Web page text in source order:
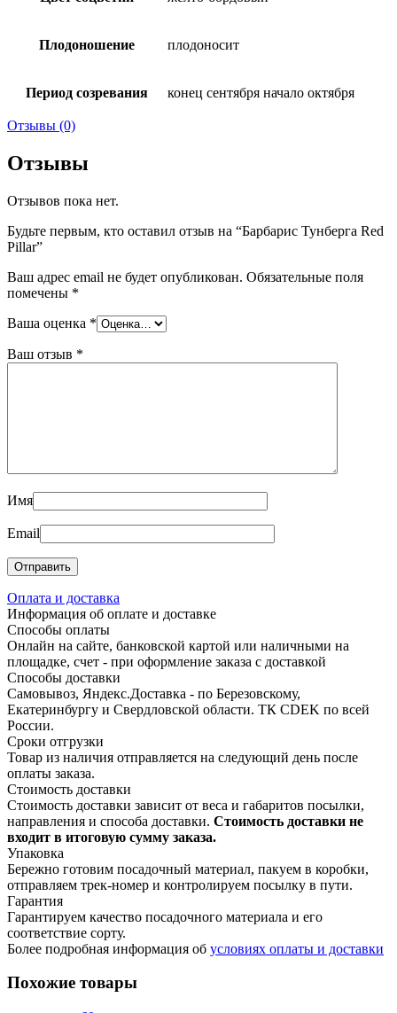
Плодоношение плодоносит
Период созревания конец сентября начало октября
Отзывы (0)
Отзывы
Отзывов пока нет.
Будьте первым, кто оставил отзыв на “Барбарис Тунберга Red
Pillar”
Ваш адрес email не будет опубликован. Обязательные поля
помечены *
Ваша оценка *
Ваш отзыв *
Имя
Email
Оплата и доставка
Информация об оплате и доставке
Способы оплаты
Онлайн на сайте, банковской картой или наличными на
площадке, счет - при оформление заказа с доставкой
Способы доставки
Самовывоз, Яндекс.Доставка - по Березовскому,
Екатеринбургу и Свердловской области. ТК CDEK по всей
России.
Сроки отгрузки
Товар из наличия отправляется на следующий день после
оплаты заказа.
Стоимость доставки
Стоимость доставки зависит от веса и габаритов посылки,
направления и способа доставки. Стоимость доставки не
входит в итоговую сумму заказа.
Упаковка
Бережно готовим посадочный материал, пакуем в коробки,
отправляем трек-номер и контролируем посылку в пути.
Гарантия
Гарантируем качество посадочного материала и его
соответствие сорту.
Более подробная информация об условиях оплаты и доставки
Похожие товары